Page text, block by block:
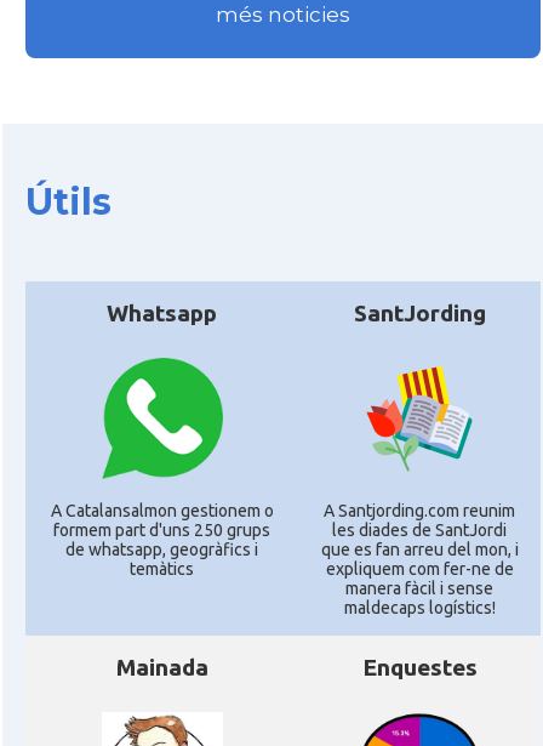
més noticies
Útils
Whatsapp
A Catalansalmon gestionem o
formem part d'uns 250 grups
de whatsapp, geogràfics i
temàtics
SantJording
A Santjording.com reunim
les diades de SantJordi
que es fan arreu del mon, i
expliquem com fer-ne de
manera fàcil i sense
maldecaps logí­stics!
Mainada Enquestes